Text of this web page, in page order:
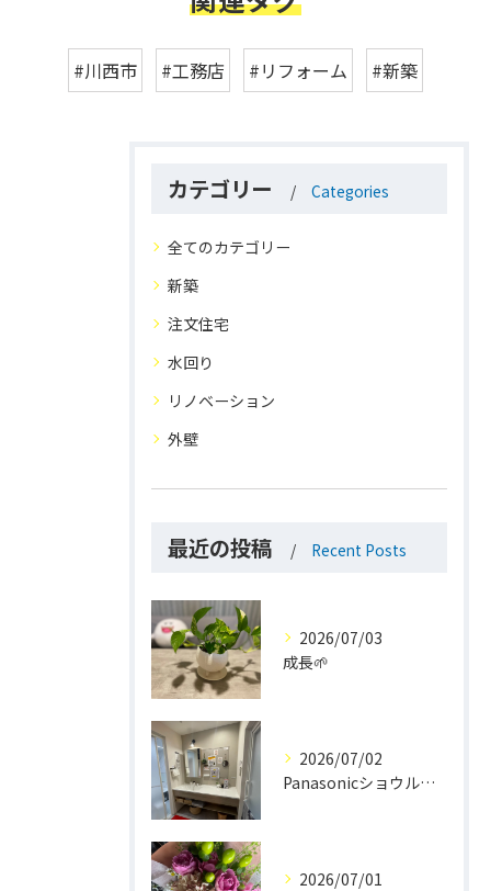
#川西市 #工務店 #リフォーム #新築
カテゴリー Categories
全てのカテゴリー
新築
注文住宅
水回り
リノベーション
外壁
最近の投稿 Recent Posts
2026/07/03
成長🌱
2026/07/02
Panasonicショウルーム大阪
2026/07/01